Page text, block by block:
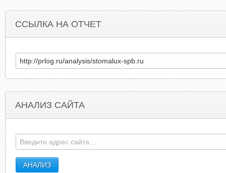
ССЫЛКА НА ОТЧЕТ
АНАЛИЗ САЙТА